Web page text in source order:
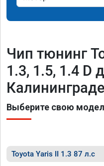
Чип тюнинг
1.3, 1.5, 1.4 D
Калининграде
Выберите свою
Toyota Yaris II 1.3 87 л.с